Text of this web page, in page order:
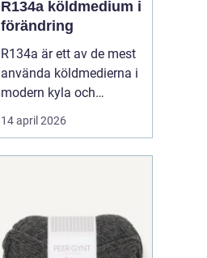
R134a köldmedium i
förändring
R134a är ett av de mest
använda köldmedierna i
modern kyla och
luftkonditionering. Under
många år har gasen
inom
läkemedelsindustrin.
14 april 2026